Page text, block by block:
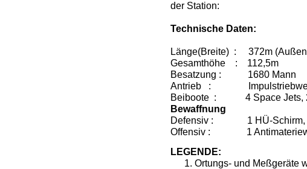
der Station:
Technische Daten:
Länge(Breite) : 372m
Gesamthöhe : 112,5m
Besatzung : 1680 Mann
Antrieb :
Beiboote : 4 Space Jets,
Bewaffnung
Defensiv : 1 HÜ-Schirm,
Offensiv : 1
LEGENDE:
Ortungs- und Meßgeräte